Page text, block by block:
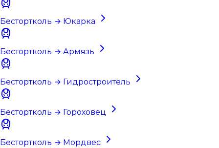
Бестортколь → Юкарка
Бестортколь → Армязь
Бестортколь → Гидростроитель
Бестортколь → Гороховец
Бестортколь → Мордвес